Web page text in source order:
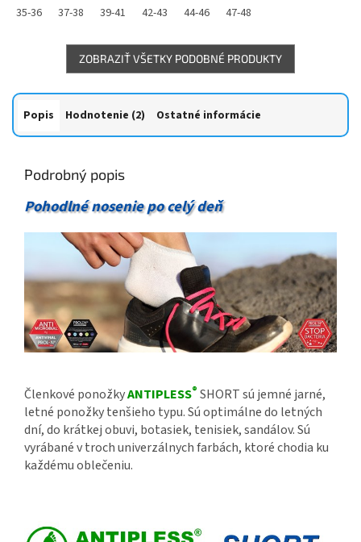
z
hviezdičiek.
35-36 37-38 39-41 42-43 44-46 47-48
ZOBRAZIŤ VŠETKY PODOBNÉ PRODUKTY
Popis Hodnotenie (2) Ostatné informácie
Podrobný popis
Pohodlné nosenie po celý deň
Členkové ponožkyANTIPLESS® SHORT sú jemné jarné,
letné ponožky tenšieho typu. Sú optimálne do letných
dní, do krátkej obuvi, botasiek, tenisiek, sandálov. Sú
vyrábané v troch univerzálnych farbách, ktoré chodia ku
každému oblečeniu.